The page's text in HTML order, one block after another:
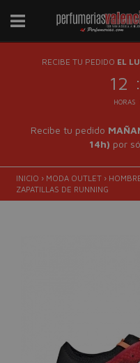
RECIBE TU PEDIDO EL
12 :
HORAS
Recibe tu pedido
14h) por
INICIO › MODA OUTLET ›
ZAPATILLAS DE RUNNING